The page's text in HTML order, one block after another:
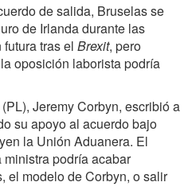
de salida, Bruselas se
de Irlanda durante las
tras el Brexit, pero
oposición laborista podría
Jeremy Corbyn, escribió a
su apoyo al acuerdo bajo
la Unión Aduanera. El
podría acabar
el modelo de Corbyn, o salir